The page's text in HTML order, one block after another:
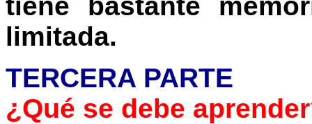
limitada.
TERCERA PARTE
¿Qué se debe